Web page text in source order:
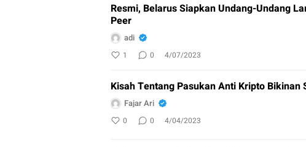
Resmi, Belarus Siapkan Undang-Undang
Peer
adi
1 0 4/07/2023
Kisah Tentang Pasukan Anti Kripto Bikinan
Fajar Ari
0 0 4/04/2023